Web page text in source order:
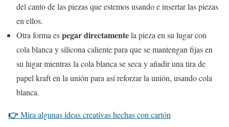
del canto de las piezas que estemos usando e insertar las piezas
en ellos.
Otra forma espegar directamentela pieza en su lugar con
cola blanca y silicona caliente para que se mantengan fijas en
su lugar mientras la cola blanca se seca y añadir una tira de
papel kraft en la unión para así reforzar la unión, usando cola
blanca.
👉Mira algunas ideas creativas hechas con cartón